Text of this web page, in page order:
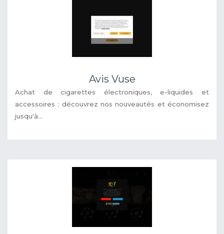
Avis Vuse
Achat de cigarettes électroniques, e-liquides et
accessoires : découvrez nos nouveautés et économisez
jusqu'à...